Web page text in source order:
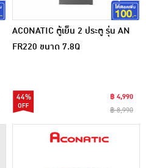
ACONATIC ตู้เย็น 2 ประตู รุ่น AN
FR220 ขนาด 7.8Q
44%
฿ 4,990
฿ 8,990